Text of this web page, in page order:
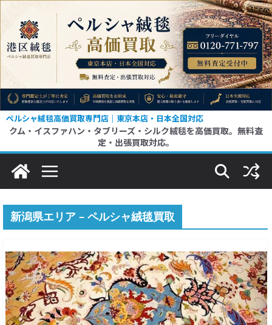
テ
へ
ス
ッ
ペルシャ絨毯高価買取専門店｜東京本店・日本全国対応
クム・イスファハン・タブリーズ・シルク絨毯を高価買取。無料査
定・出張買取対応。
新潟県エリア – ペルシャ絨毯買取